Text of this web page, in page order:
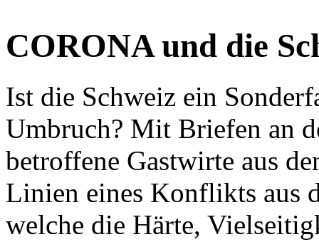
CORONA und die
Ist die Schweiz ein
Umbruch? Mit Briefen an
betroffene Gastwirte aus
Linien eines Konflikts aus
welche die Härte,